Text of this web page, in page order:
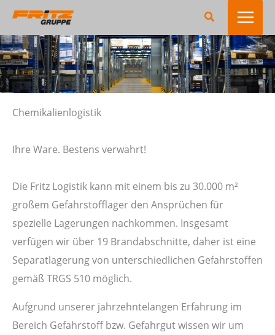
Zum
springen
Suchen
Chemikalienlogistik
Ihre Ware. Bestens verwahrt!
Die Fritz Logistik kann mit einem bis zu 30.000 m²
großem Gefahrstofflager den Ansprüchen für
spezielle Lagerungen nachkommen. Insgesamt
verfügen wir über 19 Brandabschnitte, daher ist eine
Separatlagerung von unterschiedlichen Gefahrstoffen
gemäß TRGS 510 möglich.
Aufgrund unserer jahrzehntelangen Erfahrung im
Bereich Gefahrstoff bzw. Gefahrgut wissen wir um